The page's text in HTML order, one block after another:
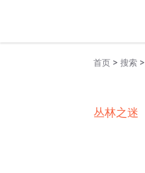
首页 > 搜索 >
丛林之迷